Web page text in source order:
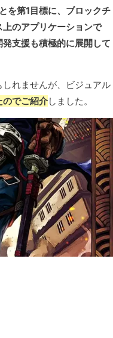
を第1目標に、ブロックチ
のアプリケーションで
支援も積極的に展開して
れませんが、ビジュアル
のでご紹介しました。